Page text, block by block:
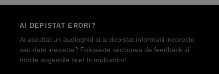
AI DEPISTAT ERORI?
Ai ascultat un audioghid si ai depistat informatii incorecte
sau date inexacte? Foloseste sectiunea de feedback si
trimite sugestiile tale! Iti multumim!